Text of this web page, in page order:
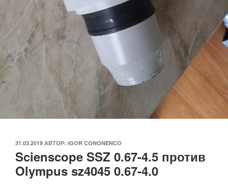
ОПУБЛИКОВАНО
31.03.2019 АВТОР: IGOR CONONENCO
Scienscope SSZ 0.67-4.5 против
Olympus sz4045 0.67-4.0